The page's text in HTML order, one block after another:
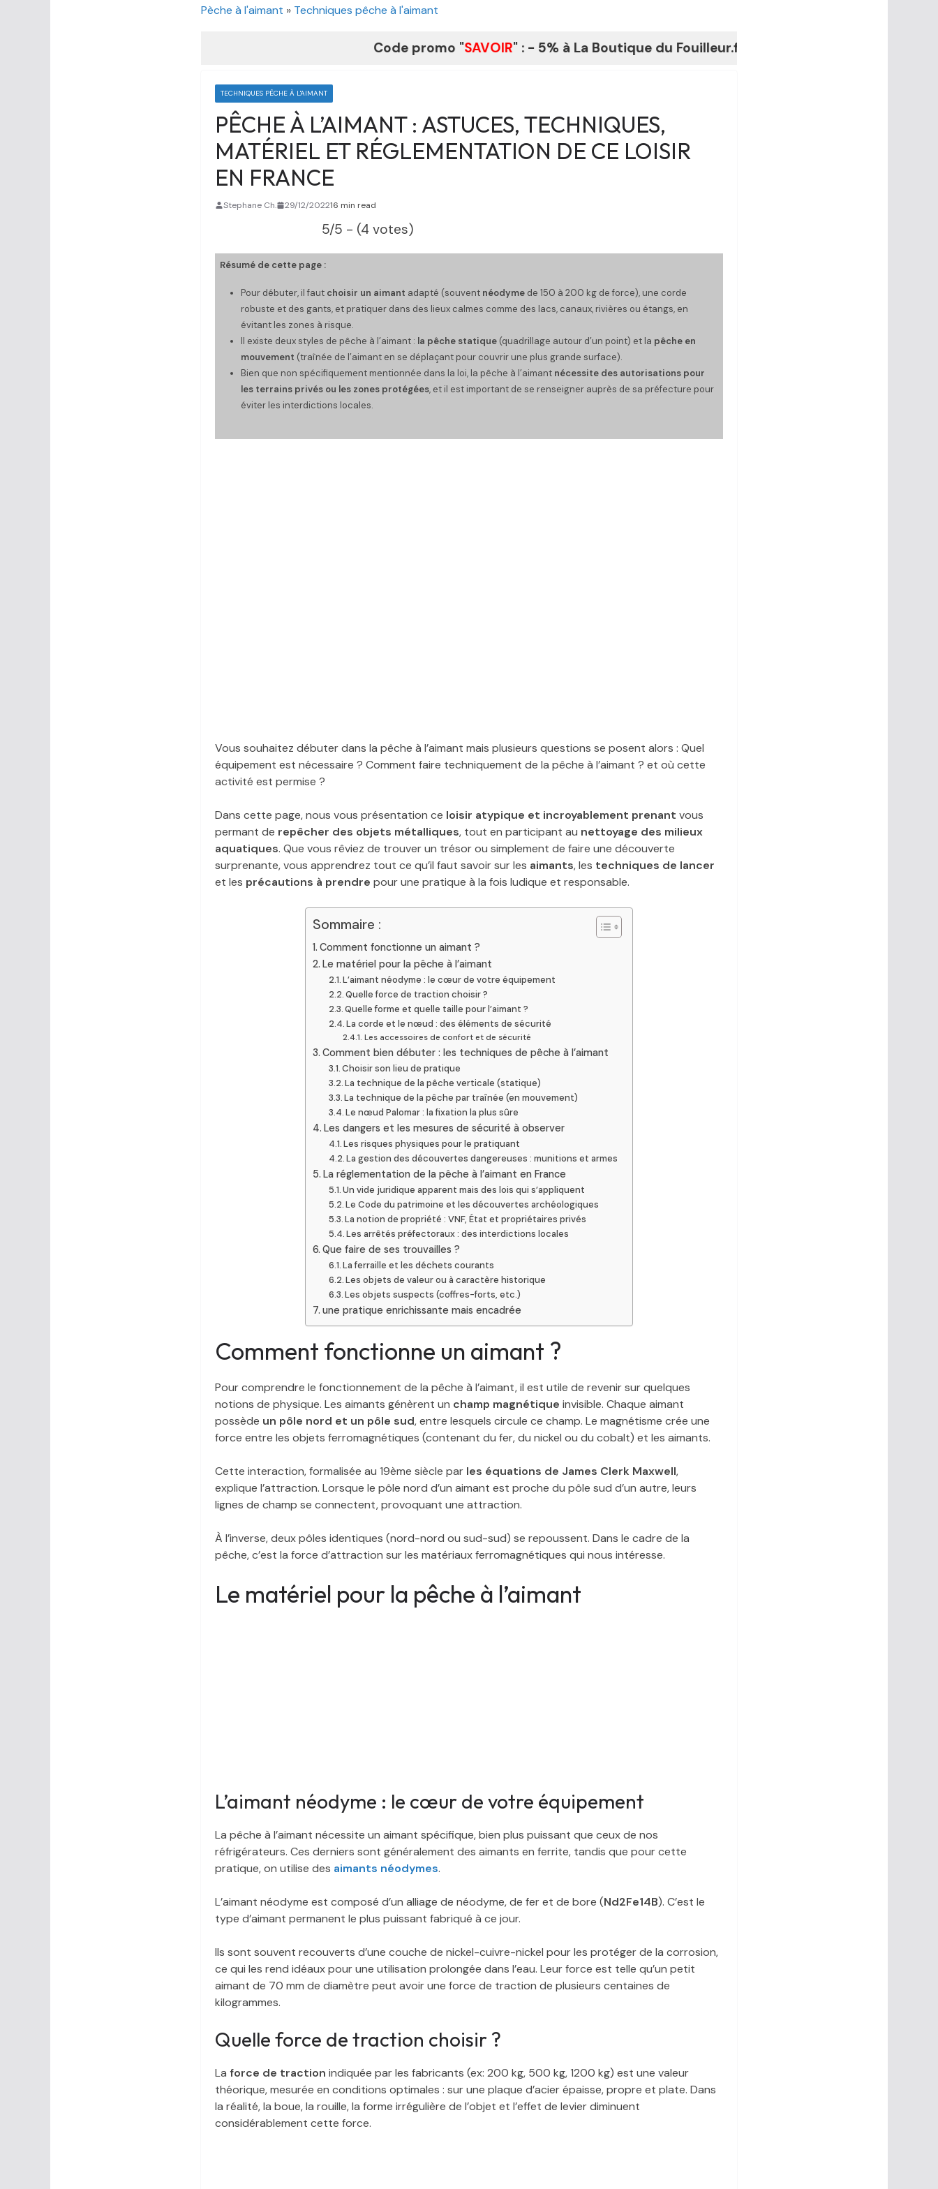
Pèche à l'aimant » Techniques pêche à l'aimant
Code promo " SAVOIR " : - 5% à La Boutique du Fouilleur.fr
TECHNIQUES PÊCHE À L'AIMANT
PÊCHE À L’AIMANT : ASTUCES, TECHNIQUES,
MATÉRIEL ET RÉGLEMENTATION DE CE LOISIR
EN FRANCE
Stephane Ch. 29/12/202216 min read
5/5 - (4 votes)
Résumé de cette page :
Pour débuter, il faut choisir un aimant adapté (souvent néodymede 150 à 200 kg de force), une corde
robuste et des gants, et pratiquer dans des lieux calmes comme des lacs, canaux, rivières ou étangs, en
évitant les zones à risque.
Il existe deux styles de pêche à l’aimant : la pêche statique (quadrillage autour d’un point) et la pêche en
mouvement (traînée de l’aimant en se déplaçant pour couvrir une plus grande surface).
Bien que non spécifiquement mentionnée dans la loi, la pêche à l’aimant nécessite des autorisations pour
les terrains privés ou les zones protégées, et il est important de se renseigner auprès de sa préfecture pour
éviter les interdictions locales.
Vous souhaitez débuter dans la pêche à l’aimant mais plusieurs questions se posent alors : Quel
équipement est nécessaire ? Comment faire techniquement de la pêche à l’aimant ? et où cette
activité est permise ?
Dans cette page, nous vous présentation ce loisir atypique et incroyablement prenant vous
permant de repêcher des objets métalliques, tout en participant au nettoyage des milieux
aquatiques. Que vous rêviez de trouver un trésor ou simplement de faire une découverte
surprenante, vous apprendrez tout ce qu’il faut savoir sur les aimants, les techniques de lancer
et les précautions à prendre pour une pratique à la fois ludique et responsable.
Sommaire :
Comment fonctionne un aimant ?
Le matériel pour la pêche à l’aimant
L’aimant néodyme : le cœur de votre équipement
Quelle force de traction choisir ?
Quelle forme et quelle taille pour l’aimant ?
La corde et le nœud : des éléments de sécurité
Les accessoires de confort et de sécurité
Comment bien débuter : les techniques de pêche à l’aimant
Choisir son lieu de pratique
La technique de la pêche verticale (statique)
La technique de la pêche par traînée (en mouvement)
Le nœud Palomar : la fixation la plus sûre
Les dangers et les mesures de sécurité à observer
Les risques physiques pour le pratiquant
La gestion des découvertes dangereuses : munitions et armes
La réglementation de la pêche à l’aimant en France
Un vide juridique apparent mais des lois qui s’appliquent
Le Code du patrimoine et les découvertes archéologiques
La notion de propriété : VNF, État et propriétaires privés
Les arrêtés préfectoraux : des interdictions locales
Que faire de ses trouvailles ?
La ferraille et les déchets courants
Les objets de valeur ou à caractère historique
Les objets suspects (coffres-forts, etc.)
une pratique enrichissante mais encadrée
Comment fonctionne un aimant ?
Pour comprendre le fonctionnement de la pêche à l’aimant, il est utile de revenir sur quelques
notions de physique. Les aimants génèrent un champ magnétique invisible. Chaque aimant
possède un pôle nord et un pôle sud, entre lesquels circule ce champ. Le magnétisme crée une
force entre les objets ferromagnétiques (contenant du fer, du nickel ou du cobalt) et les aimants.
Cette interaction, formalisée au 19ème siècle par les équations de James Clerk Maxwell,
explique l’attraction. Lorsque le pôle nord d’un aimant est proche du pôle sud d’un autre, leurs
lignes de champ se connectent, provoquant une attraction.
À l’inverse, deux pôles identiques (nord-nord ou sud-sud) se repoussent. Dans le cadre de la
pêche, c’est la force d’attraction sur les matériaux ferromagnétiques qui nous intéresse.
Le matériel pour la pêche à l’aimant
L’aimant néodyme : le cœur de votre équipement
La pêche à l’aimant nécessite un aimant spécifique, bien plus puissant que ceux de nos
réfrigérateurs. Ces derniers sont généralement des aimants en ferrite, tandis que pour cette
pratique, on utilise des aimants néodymes.
L’aimant néodyme est composé d’un alliage de néodyme, de fer et de bore (Nd2Fe14B). C’est le
type d’aimant permanent le plus puissant fabriqué à ce jour.
Ils sont souvent recouverts d’une couche de nickel-cuivre-nickel pour les protéger de la corrosion,
ce qui les rend idéaux pour une utilisation prolongée dans l’eau. Leur force est telle qu’un petit
aimant de 70 mm de diamètre peut avoir une force de traction de plusieurs centaines de
kilogrammes.
Quelle force de traction choisir ?
La force de traction indiquée par les fabricants (ex: 200 kg, 500 kg, 1200 kg) est une valeur
théorique, mesurée en conditions optimales : sur une plaque d’acier épaisse, propre et plate. Dans
la réalité, la boue, la rouille, la forme irrégulière de l’objet et l’effet de levier diminuent
considérablement cette force.